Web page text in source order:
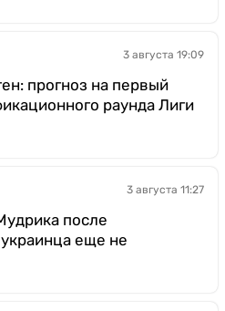
3 августа 19:09
прогноз на первый
раунда Лиги
3 августа 11:27
после
еще не